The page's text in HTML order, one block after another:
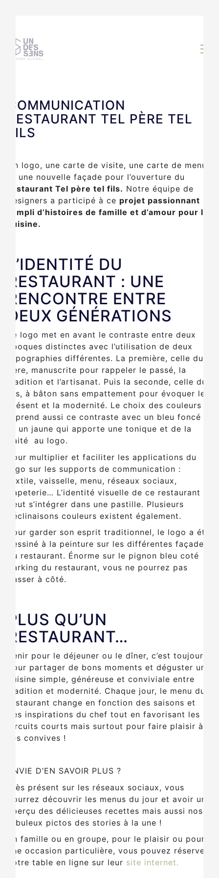
COMMUNICATION
RESTAURANT TEL PÈRE TEL
FILS
Un logo, une carte de visite, une carte de menu
et une nouvelle façade pour l’ouverture du
restaurant Tel père tel fils. Notre équipe de
designers a participé à ce projet passionnant
rempli d’histoires de famille et d’amour pour la
cuisine.
L’IDENTITÉ DU
RESTAURANT : UNE
RENCONTRE ENTRE
DEUX GÉNÉRATIONS
Le logo met en avant le contraste entre deux
époques distinctes avec l’utilisation de deux
typographies différentes. La première, celle du
père, manuscrite pour rappeler le passé, la
tradition et l’artisanat. Puis la seconde, celle du
fils, à bâton sans empattement pour évoquer le
présent et la modernité. Le choix des couleurs
reprend aussi ce contraste avec un bleu foncé
et un jaune qui apporte une tonique et de la
gaité au logo.
Pour multiplier et faciliter les applications du
logo sur les supports de communication :
textile, vaisselle, menu, réseaux sociaux,
papeterie… L’identité visuelle de ce restaurant
peut s’intégrer dans une pastille. Plusieurs
déclinaisons couleurs existent également.
Pour garder son esprit traditionnel, le logo a été
dessiné à la peinture sur les différentes façades
du restaurant. Énorme sur le pignon bleu coté
parking du restaurant, vous ne pourrez pas
passer à côté.
PLUS QU’UN
RESTAURANT…
Venir pour le déjeuner ou le dîner, c’est toujours
pour partager de bons moments et déguster une
cuisine simple, généreuse et conviviale entre
tradition et modernité. Chaque jour, le menu du
restaurant change en fonction des saisons et
des inspirations du chef tout en favorisant les
circuits courts mais surtout pour faire plaisir à
ses convives !
ENVIE D’EN SAVOIR PLUS ?
Très présent sur les réseaux sociaux, vous
pourrez découvrir les menus du jour et avoir un
aperçu des délicieuses recettes mais aussi nos
fabuleux pictos des stories à la une !
En famille ou en groupe, pour le plaisir ou pour
une occasion particulière, vous pouvez réserver
votre table en ligne sur leur site internet.